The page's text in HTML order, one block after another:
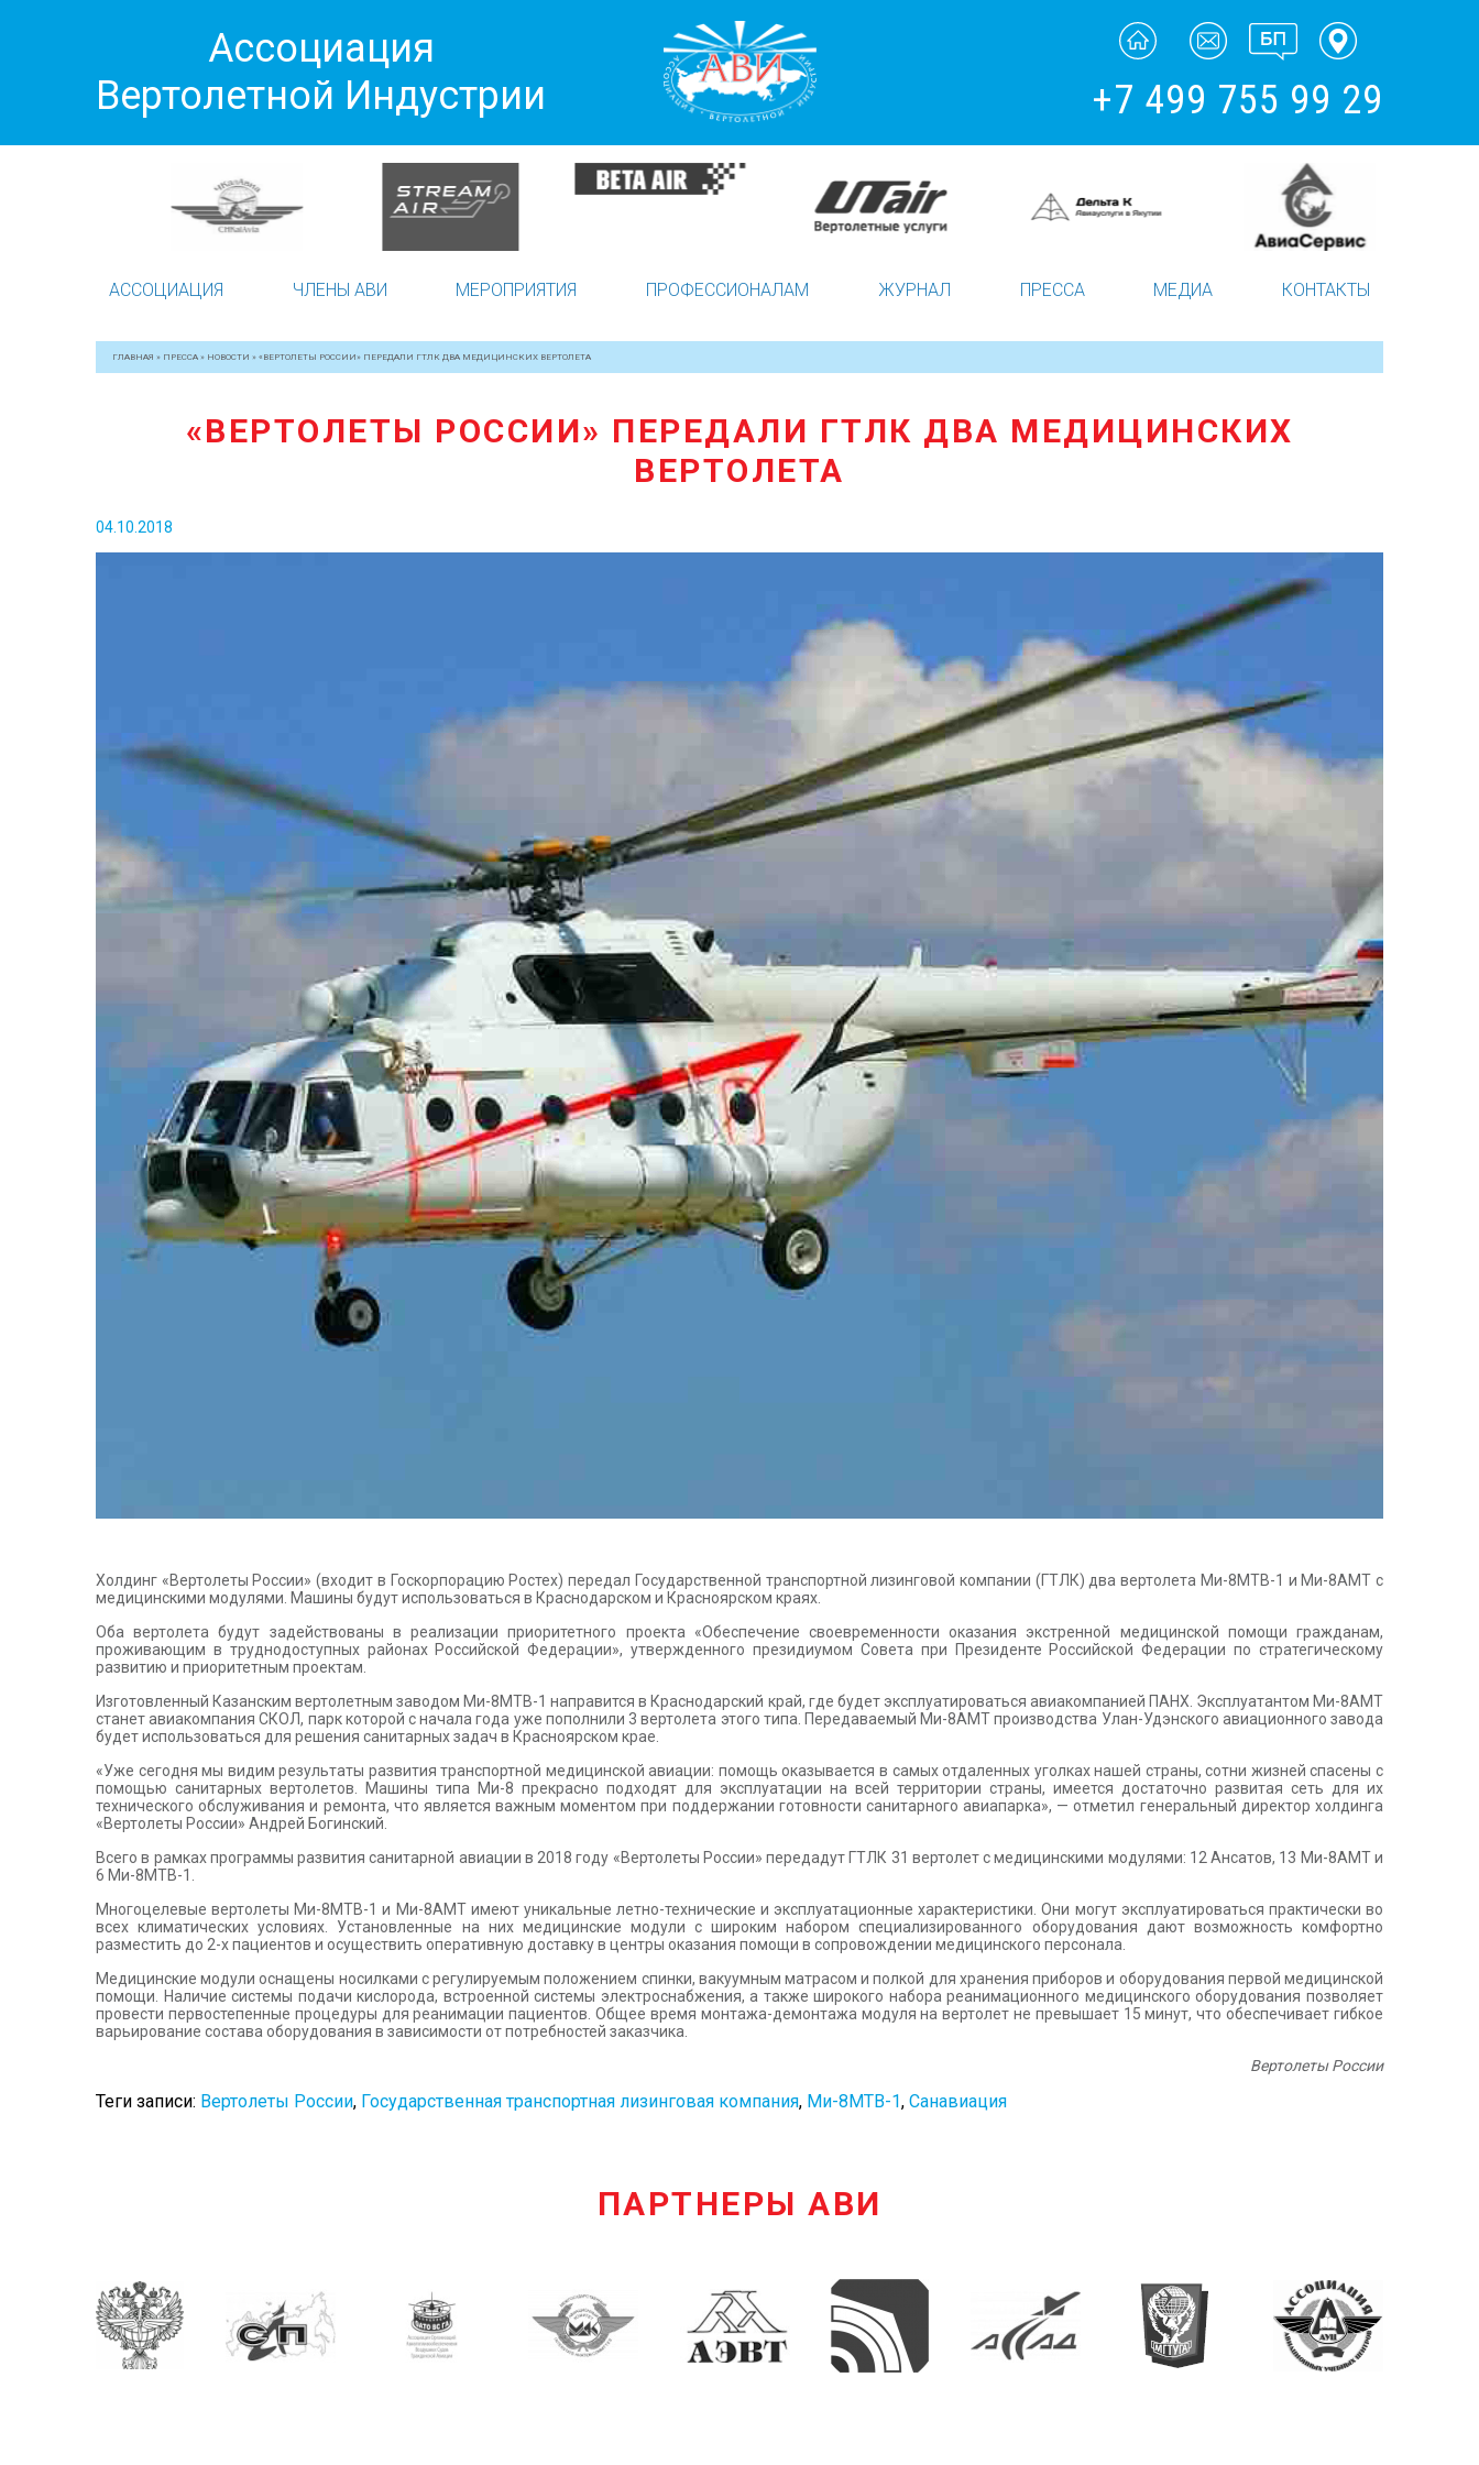
Ассоциация
Вертолетной Индустрии
+7 499 755 99 29
АССОЦИАЦИЯ ЧЛЕНЫ АВИ МЕРОПРИЯТИЯ ПРОФЕССИОНАЛАМ ЖУРНАЛ ПРЕССА МЕДИА КОНТАКТЫ
ГЛАВНАЯ » ПРЕССА » НОВОСТИ » «ВЕРТОЛЕТЫ РОССИИ» ПЕРЕДАЛИ ГТЛК ДВА МЕДИЦИНСКИХ ВЕРТОЛЕТА
«ВЕРТОЛЕТЫ РОССИИ» ПЕРЕДАЛИ ГТЛК ДВА МЕДИЦИНСКИХ
ВЕРТОЛЕТА
04.10.2018
Холдинг «Вертолеты России» (входит в Госкорпорацию Ростех) передал Государственной транспортной лизинговой компании (ГТЛК) два вертолета Ми-8МТВ-1 и Ми-8АМТ с
медицинскими модулями. Машины будут использоваться в Краснодарском и Красноярском краях.
Оба вертолета будут задействованы в реализации приоритетного проекта «Обеспечение своевременности оказания экстренной медицинской помощи гражданам,
проживающим в труднодоступных районах Российской Федерации», утвержденного президиумом Совета при Президенте Российской Федерации по стратегическому
развитию и приоритетным проектам.
Изготовленный Казанским вертолетным заводом Ми-8МТВ-1 направится в Краснодарский край, где будет эксплуатироваться авиакомпанией ПАНХ. Эксплуатантом Ми-8АМТ
станет авиакомпания СКОЛ, парк которой с начала года уже пополнили 3 вертолета этого типа. Передаваемый Ми-8АМТ производства Улан-Удэнского авиационного завода
будет использоваться для решения санитарных задач в Красноярском крае.
«Уже сегодня мы видим результаты развития транспортной медицинской авиации: помощь оказывается в самых отдаленных уголках нашей страны, сотни жизней спасены с
помощью санитарных вертолетов. Машины типа Ми-8 прекрасно подходят для эксплуатации на всей территории страны, имеется достаточно развитая сеть для их
технического обслуживания и ремонта, что является важным моментом при поддержании готовности санитарного авиапарка», — отметил генеральный директор холдинга
«Вертолеты России» Андрей Богинский.
Всего в рамках программы развития санитарной авиации в 2018 году «Вертолеты России» передадут ГТЛК 31 вертолет с медицинскими модулями: 12 Ансатов, 13 Ми-8АМТ и
6 Ми-8МТВ-1.
Многоцелевые вертолеты Ми-8МТВ-1 и Ми-8АМТ имеют уникальные летно-технические и эксплуатационные характеристики. Они могут эксплуатироваться практически во
всех климатических условиях. Установленные на них медицинские модули с широким набором специализированного оборудования дают возможность комфортно
разместить до 2-х пациентов и осуществить оперативную доставку в центры оказания помощи в сопровождении медицинского персонала.
Медицинские модули оснащены носилками с регулируемым положением спинки, вакуумным матрасом и полкой для хранения приборов и оборудования первой медицинской
помощи. Наличие системы подачи кислорода, встроенной системы электроснабжения, а также широкого набора реанимационного медицинского оборудования позволяет
провести первостепенные процедуры для реанимации пациентов. Общее время монтажа-демонтажа модуля на вертолет не превышает 15 минут, что обеспечивает гибкое
варьирование состава оборудования в зависимости от потребностей заказчика.
Вертолеты России
Теги записи: Вертолеты России, Государственная транспортная лизинговая компания, Ми-8МТВ-1, Санавиация
ПАРТНЕРЫ АВИ